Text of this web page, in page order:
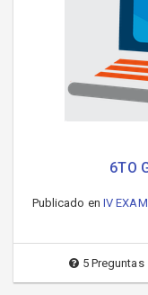
6TO
Publicado en IV
5 Preguntas